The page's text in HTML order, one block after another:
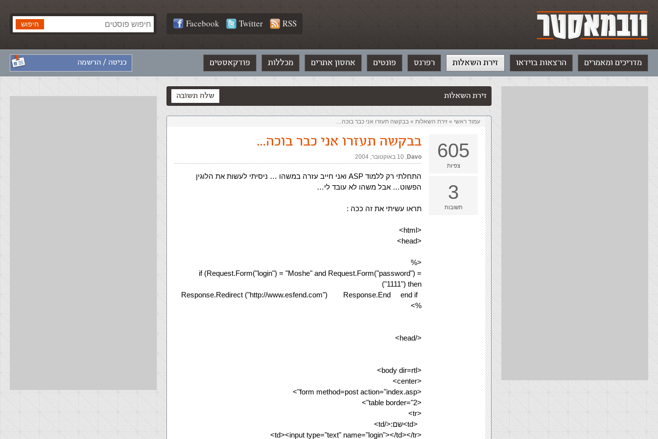
Facebook Twitter RSS
כניסה / הרשמה מדריכים ומאמרים הרצאות בוידאו זירת השאלות רפרנס פונטים אחסון אתרים מכללות פודקאסטים
שלח תשובה זירת השאלות
עמוד ראשי » ‏זירת השאלות‏ » בבקשה תעזרו אני כבר בוכה…
605
צפיות
3
תשובות
בבקשה תעזרו אני כבר בוכה…
Davo
,‏ 10 באוקטובר, 2004
התחלתי רק ללמוד ASP ואני חייב עזרה במשהו … ניסיתי לעשות את הלוגין
הפשוט… אבל משהו לא עובד לי…
תראו עשיתי את זה ככה :
<html>
<head>
<%
if (Request.Form("login") = "Moshe" and Request.Form("password") =
("1111") then
Response.Redirect ("http://www.esfend.com") Response.End end if
%>
</head>
<body dir=rtl>
<center>
<form method=post action="index.asp">
<table border="2">
<tr>
<td>שם:</td>
<td><input type="text" name="login"></td></tr>